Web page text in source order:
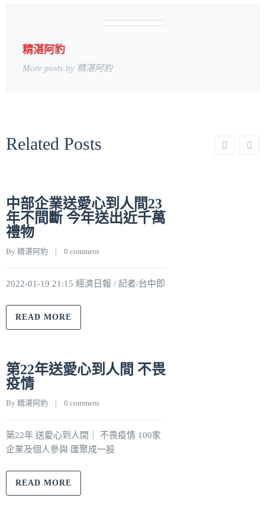
精湛阿豹
More posts by 精湛阿豹
Related Posts
中部企業送愛心到人間23
年不間斷 今年送出近千萬
禮物
By 精湛阿豹
    |
0 comment
2022-01-19 21:15 經濟日報 / 記者/台中即
READ MORE
第22年送愛心到人間 不畏
疫情
By 精湛阿豹
    |
0 comment
第22年 送愛心到人間｜ 不畏疫情 100家
企業及個人參與 匯聚成一股
READ MORE